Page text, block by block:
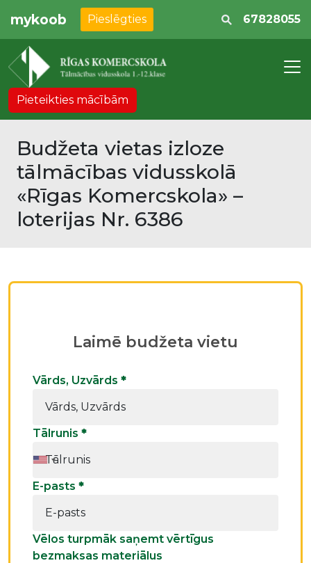
mykoob Pieslēgties 67828055
Pieteikties mācībām
Budžeta vietas izloze
tālmācības vidusskolā
«Rīgas Komercskola» –
loterijas Nr. 6386
Laimē budžeta vietu
Vārds, Uzvārds *
Tālrunis *
E-pasts *
Vēlos turpmāk saņemt vērtīgus
bezmaksas materiālus